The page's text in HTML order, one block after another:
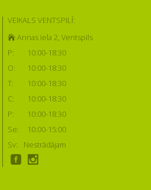
VEIKALS VENTSPILĪ:
Annas iela 2, Ventspils
P:
10:00-18:30
O:
10:00-18:30
T:
10:00-18:30
C:
10:00-18:30
P:
10:00-18:30
Se:
10:00-15:00
Sv:
Nestrādājam